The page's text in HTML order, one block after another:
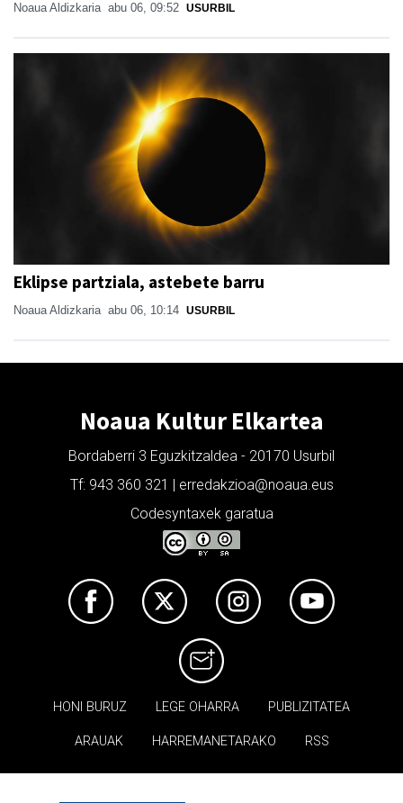
Noaua Aldizkaria abu 06, 09:52 USURBIL
Eklipse partziala, astebete barru
Noaua Aldizkaria abu 06, 10:14 USURBIL
Noaua Kultur Elkartea
Bordaberri 3 Eguzkitzaldea - 20170 Usurbil
Tf: 943 360 321 | erredakzioa@noaua.eus
Codesyntaxek garatua
HONI BURUZ LEGE OHARRA PUBLIZITATEA
ARAUAK HARREMANETARAKO RSS